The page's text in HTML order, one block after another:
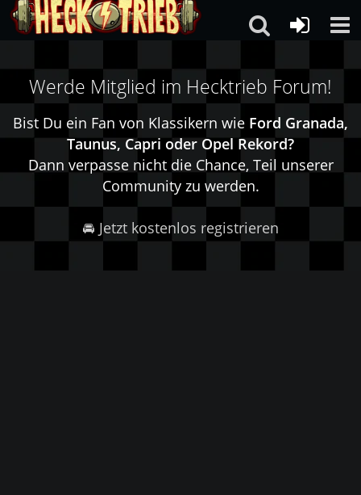
Werde Mitglied im Hecktrieb Forum!
Bist Du ein Fan von Klassikern wie Ford Granada,
Taunus, Capri oder Opel Rekord?
Dann verpasse nicht die Chance, Teil unserer
Community zu werden.
🚘 Jetzt kostenlos registrieren